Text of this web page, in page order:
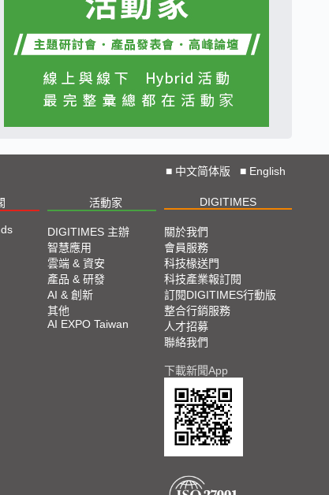
■ 中文简体版 ■ English
活動家 DIGITIMES
DIGITIMES 主辦
智慧應用
雲端 & 資安
產品 & 研發
AI & 創新
其他
AI EXPO Taiwan
關於我們
會員服務
科技椽送門
科技產業報訂閱
訂閱DIGITIMES行動版
整合行銷服務
人才招募
聯絡我們
下載新聞App